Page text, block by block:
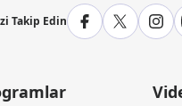
Takip Edin